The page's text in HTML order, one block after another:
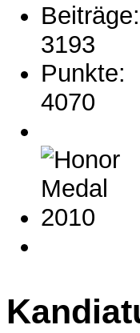
Beiträge:
3193
Punkte:
4070